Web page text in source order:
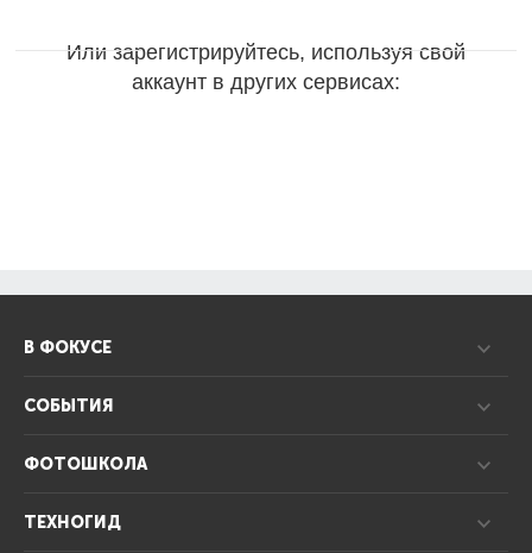
Или зарегистрируйтесь, используя свой
аккаунт в других сервисах:
В ФОКУСЕ
СОБЫТИЯ
ФОТОШКОЛА
ТЕХНОГИД